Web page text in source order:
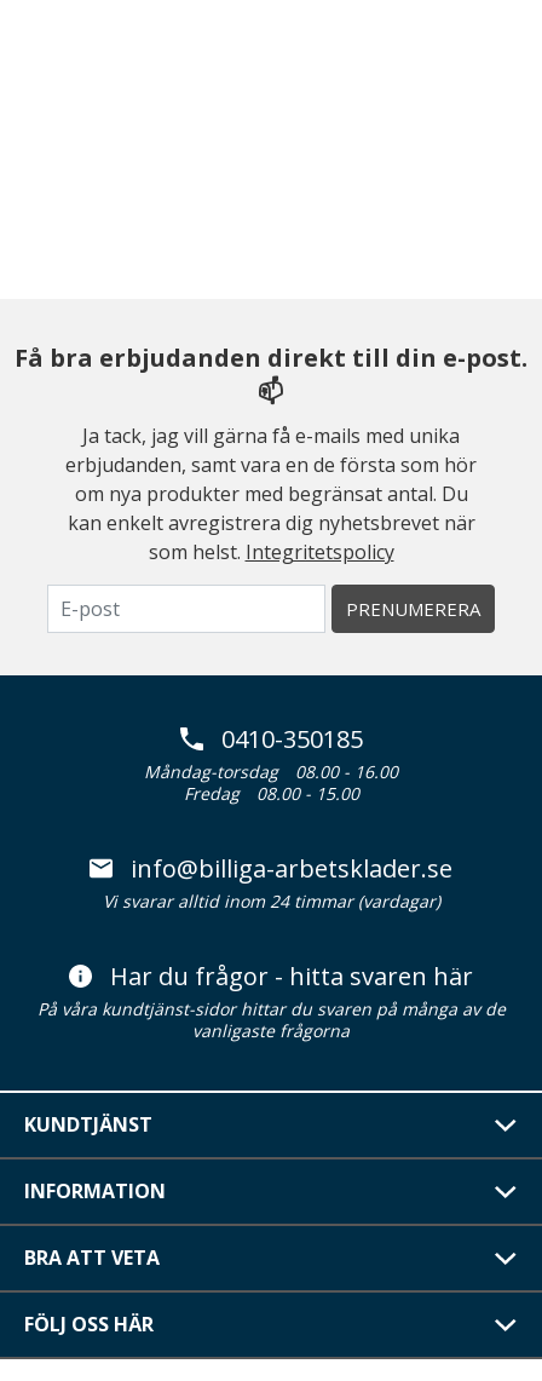
Få bra erbjudanden direkt till din e-post.
📫
Ja tack, jag vill gärna få e-mails med unika
erbjudanden, samt vara en de första som hör
om nya produkter med begränsat antal. Du
kan enkelt avregistrera dig nyhetsbrevet när
som helst. Integritetspolicy
PRENUMERERA
0410-350185
Måndag-torsdag
08.00 - 16.00
Fredag
08.00 - 15.00
info@billiga-arbetsklader.se
Vi svarar alltid inom 24 timmar (vardagar)
Har du frågor - hitta svaren här
På våra kundtjänst-sidor hittar du svaren på många av de
vanligaste frågorna
KUNDTJÄNST
INFORMATION
BRA ATT VETA
FÖLJ OSS HÄR